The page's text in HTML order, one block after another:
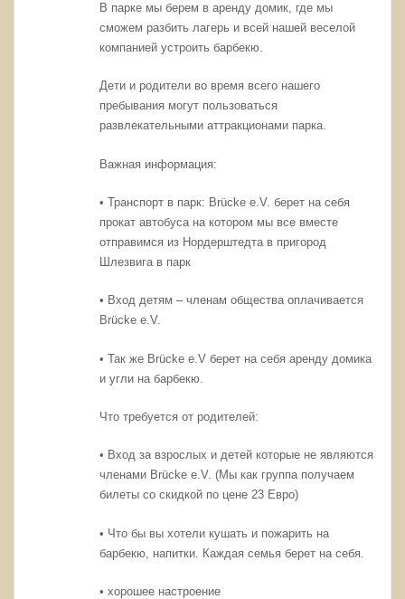
В парке мы берем в аренду домик, где мы
сможем разбить лагерь и всей нашей веселой
компанией устроить барбекю.
Дети и родители во время всего нашего
пребывания могут пользоваться
развлекательными аттракционами парка.
Важная информация:
• Транспорт в парк: Brücke e.V. берет на себя
прокат автобуса на котором мы все вместе
отправимся из Нордерштедта в пригород
Шлезвига в парк
• Вход детям – членам общества оплачивается
Brücke e.V.
• Так же Brücke e.V берет на себя аренду домика
и угли на барбекю.
Что требуется от родителей:
• Вход за взрослых и детей которые не являются
членами Brücke e.V. (Мы как группа получаем
билеты со скидкой по цене 23 Евро)
• Что бы вы хотели кушать и пожарить на
барбекю, напитки. Каждая семья берет на себя.
• хорошее настроение